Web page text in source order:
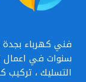
جده
سنوات في
التسليك ، تركيب